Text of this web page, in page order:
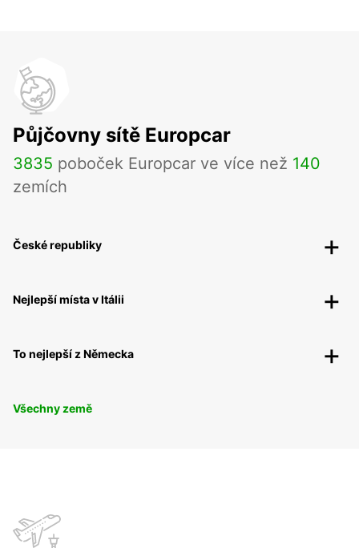
Půjčovny sítě Europcar
3835 poboček Europcar ve více než 140
zemích
České republiky
Nejlepší místa v Itálii
To nejlepší z Německa
Všechny země